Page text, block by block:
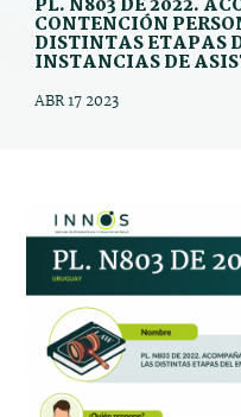
PL. N803 DE 2022.
CONTENCIÓN
DISTINTAS ETAPAS
INSTANCIAS DE
ABR 17 2023